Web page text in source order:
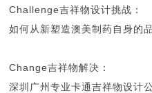
Challenge吉祥物设计挑战：
如何从新塑造澳美制药自身的
Change吉祥物解决：
深圳广州专业卡通吉祥物设计